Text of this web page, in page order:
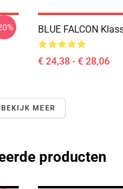
BLUE FALCON
€ 24,38 - € 28,06
BEKIJK MEER
producten